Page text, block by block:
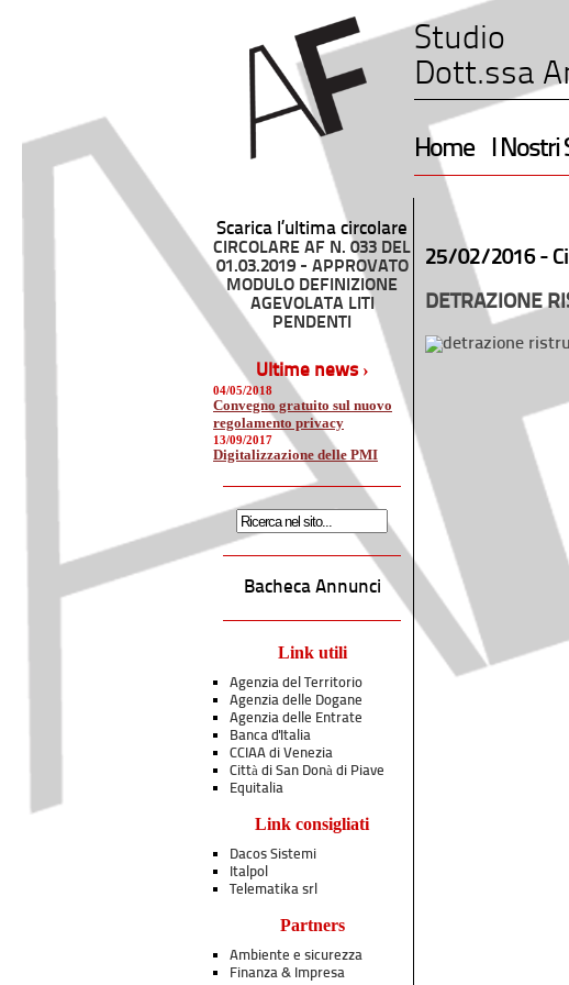
Studio
Dott.ssa
Home I Nostri
Scarica l’ultima circolare
CIRCOLARE AF N. 033 DEL
01.03.2019 - APPROVATO
MODULO DEFINIZIONE
AGEVOLATA LITI
PENDENTI
Ultime news ›
04/05/2018
Convegno gratuito sul nuovo
regolamento privacy
13/09/2017
Digitalizzazione delle PMI
Bacheca Annunci
Link utili
Agenzia del Territorio
Agenzia delle Dogane
Agenzia delle Entrate
Banca d'Italia
CCIAA di Venezia
Città di San Donà di Piave
Equitalia
Link consigliati
Dacos Sistemi
Italpol
Telematika srl
Partners
Ambiente e sicurezza
Finanza & Impresa
25/02/2016 -
DETRAZIONE